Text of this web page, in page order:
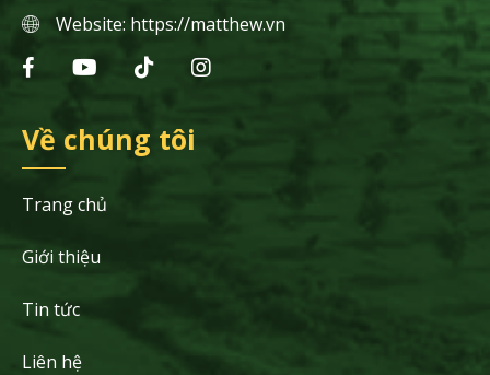
Website: https://matthew.vn
Về chúng tôi
Trang chủ
Giới thiệu
Tin tức
Liên hệ